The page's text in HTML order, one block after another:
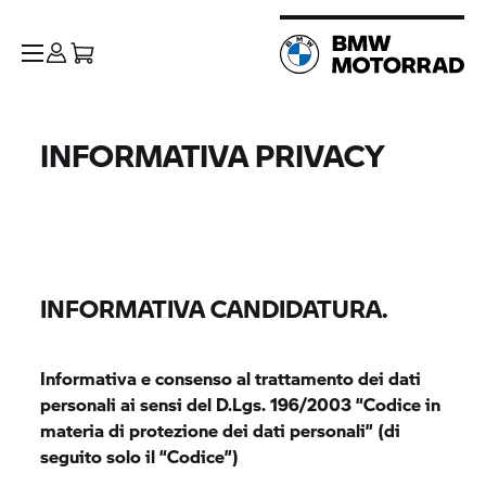
INFORMATIVA PRIVACY
INFORMATIVA CANDIDATURA.
Informativa e consenso al trattamento dei dati
personali ai sensi del D.Lgs. 196/2003 “Codice in
materia di protezione dei dati personali” (di
seguito solo il “Codice”)